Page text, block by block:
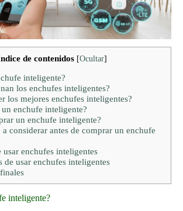
de contenidos [Ocultar]
inteligente?
los enchufes inteligentes?
los mejores enchufes inteligentes?
un enchufe inteligente?
un enchufe inteligente?
a considerar antes de comprar un enchufe
usar enchufes inteligentes
de usar enchufes inteligentes
inteligente?